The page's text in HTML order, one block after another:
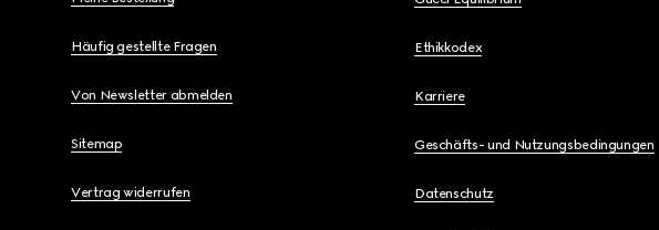
Häufig gestellte Fragen
Von Newsletter abmelden
Sitemap
Vertrag widerrufen
Ethikkodex
Karriere
Geschäfts- und Nutzungsbedingungen
Datenschutz